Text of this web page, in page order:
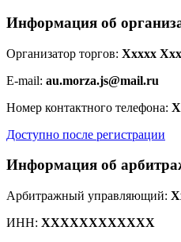
Информация об
Организатор торгов: Xxxxx
E-mail: au.morza.js@mail.ru
Номер контактного телефона:
Доступно после регистрации
Информация об
Арбитражный управляющий:
ИНН: XXXXXXXXXXXX